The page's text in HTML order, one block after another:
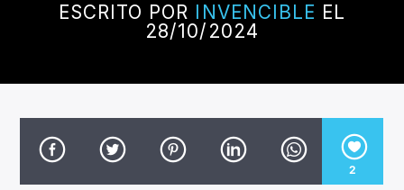
ESCRITO POR INVENCIBLE EL
28/10/2024
2